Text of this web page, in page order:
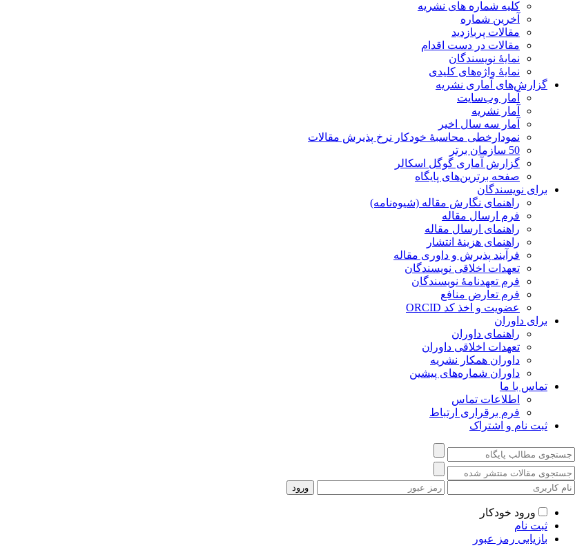
کلیه شماره های نشریه
آخرین شماره
مقالات پربازدید
مقالات در دست اقدام
نمایۀ نویسندگان
نمایۀ واژه‌های کلیدی
گزارش‌های آماری نشریه
آمار وب‌سایت
آمار نشریه
آمار سه سال اخیر
نمودارخطی محاسبۀ خودکار نرخ پذیرش مقالات
50 سازمان برتر
گزارش آماری گوگل اسکالر
صفحه برترین‌های پایگاه
برای نویسندگان
راهنمای نگارش مقاله (شیوه‌نامه)
فرم ارسال مقاله
راهنمای ارسال مقاله
راهنمای هزینۀ انتشار
فرآیند پذیرش و داوری مقاله
تعهدات اخلاقی نویسندگان
فرم تعهدنامۀ نویسندگان
فرم تعارض منافع
عضویت و اخذ کد ORCID
برای داوران
راهنمای داوران
تعهدات اخلاقی داوران
داوران همکار نشریه
داوران شماره‌‌های پیشین
تماس با ما
اطلاعات تماس
فرم برقراری ارتباط
ثبت نام و اشتراک
ورود خودکار
ثبت نام
بازیابی رمز عبور